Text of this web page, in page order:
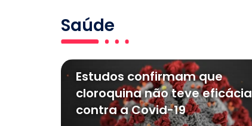
Saúde
Estudos confirmam que
cloroquina não teve eficácia
contra a Covid-19